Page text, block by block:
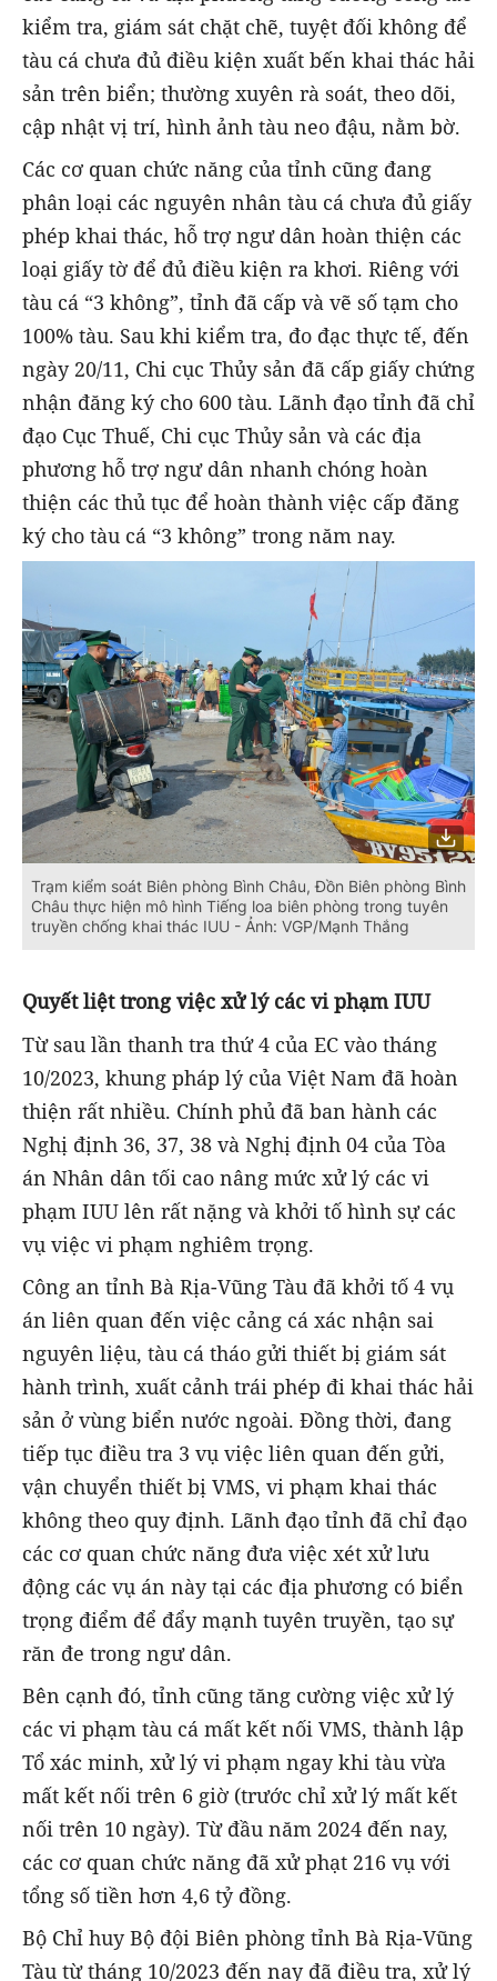
kiểm tra, giám sát chặt chẽ, tuyệt đối không để
tàu cá chưa đủ điều kiện xuất bến khai thác hải
sản trên biển; thường xuyên rà soát, theo dõi,
cập nhật vị trí, hình ảnh tàu neo đậu, nằm bờ.
Các cơ quan chức năng của tỉnh cũng đang
phân loại các nguyên nhân tàu cá chưa đủ giấy
phép khai thác, hỗ trợ ngư dân hoàn thiện các
loại giấy tờ để đủ điều kiện ra khơi. Riêng với
tàu cá “3 không”, tỉnh đã cấp và vẽ số tạm cho
100% tàu. Sau khi kiểm tra, đo đạc thực tế, đến
ngày 20/11, Chi cục Thủy sản đã cấp giấy chứng
nhận đăng ký cho 600 tàu. Lãnh đạo tỉnh đã chỉ
đạo Cục Thuế, Chi cục Thủy sản và các địa
phương hỗ trợ ngư dân nhanh chóng hoàn
thiện các thủ tục để hoàn thành việc cấp đăng
ký cho tàu cá “3 không” trong năm nay.
Trạm kiểm soát Biên phòng Bình Châu, Đồn Biên phòng Bình
Châu thực hiện mô hình Tiếng loa biên phòng trong tuyên
truyền chống khai thác IUU - Ảnh: VGP/Mạnh Thắng
Quyết liệt trong việc xử lý các vi phạm IUU
Từ sau lần thanh tra thứ 4 của EC vào tháng
10/2023, khung pháp lý của Việt Nam đã hoàn
thiện rất nhiều. Chính phủ đã ban hành các
Nghị định 36, 37, 38 và Nghị định 04 của Tòa
án Nhân dân tối cao nâng mức xử lý các vi
phạm IUU lên rất nặng và khởi tố hình sự các
vụ việc vi phạm nghiêm trọng.
Công an tỉnh Bà Rịa-Vũng Tàu đã khởi tố 4 vụ
án liên quan đến việc cảng cá xác nhận sai
nguyên liệu, tàu cá tháo gửi thiết bị giám sát
hành trình, xuất cảnh trái phép đi khai thác hải
sản ở vùng biển nước ngoài. Đồng thời, đang
tiếp tục điều tra 3 vụ việc liên quan đến gửi,
vận chuyển thiết bị VMS, vi phạm khai thác
không theo quy định. Lãnh đạo tỉnh đã chỉ đạo
các cơ quan chức năng đưa việc xét xử lưu
động các vụ án này tại các địa phương có biển
trọng điểm để đẩy mạnh tuyên truyền, tạo sự
răn đe trong ngư dân.
Bên cạnh đó, tỉnh cũng tăng cường việc xử lý
các vi phạm tàu cá mất kết nối VMS, thành lập
Tổ xác minh, xử lý vi phạm ngay khi tàu vừa
mất kết nối trên 6 giờ (trước chỉ xử lý mất kết
nối trên 10 ngày). Từ đầu năm 2024 đến nay,
các cơ quan chức năng đã xử phạt 216 vụ với
tổng số tiền hơn 4,6 tỷ đồng.
Bộ Chỉ huy Bộ đội Biên phòng tỉnh Bà Rịa-Vũng
Tàu từ tháng 10/2023 đến nay đã điều tra, xử lý